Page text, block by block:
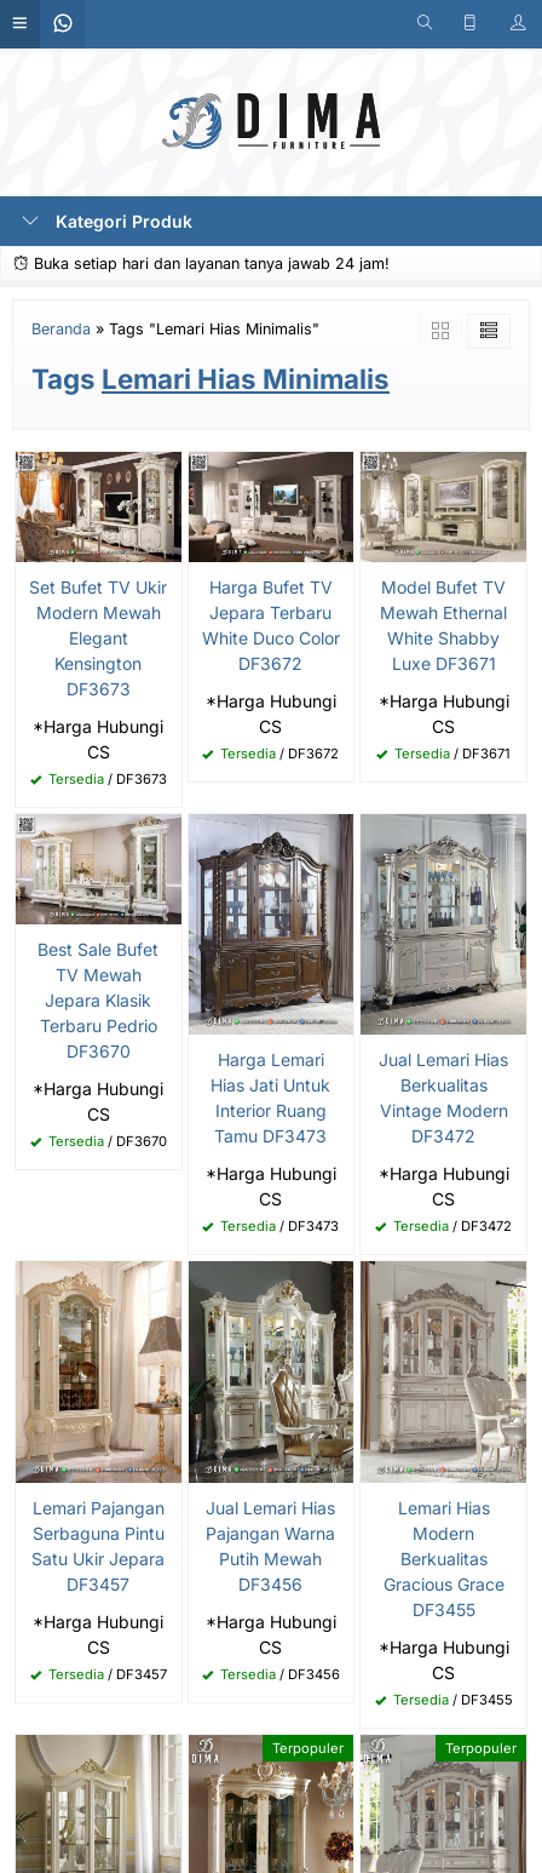
Kategori Produk
Buka setiap hari dan layanan tanya jawab 24 jam!
Beranda » Tags "Lemari Hias Minimalis"
Tags Lemari Hias Minimalis
Set Bufet TV Ukir
Modern Mewah
Elegant
Kensington
DF3673
*Harga Hubungi
CS
Tersedia/ DF3673
Harga Bufet TV
Jepara Terbaru
White Duco Color
DF3672
*Harga Hubungi
CS
Tersedia / DF3672
Model Bufet TV
Mewah Ethernal
White Shabby
Luxe DF3671
*Harga Hubungi
CS
Tersedia / DF3671
Best Sale Bufet
TV Mewah
Jepara Klasik
Terbaru Pedrio
DF3670
*Harga Hubungi
CS
Tersedia/ DF3670
Harga Lemari
Hias Jati Untuk
Interior Ruang
Tamu DF3473
*Harga Hubungi
CS
Tersedia / DF3473
Jual Lemari Hias
Berkualitas
Vintage Modern
DF3472
*Harga Hubungi
CS
Tersedia / DF3472
Lemari Pajangan
Serbaguna Pintu
Satu Ukir Jepara
DF3457
*Harga Hubungi
CS
Tersedia/ DF3457
Jual Lemari Hias
Pajangan Warna
Putih Mewah
DF3456
*Harga Hubungi
CS
Tersedia/ DF3456
Lemari Hias
Modern
Berkualitas
Gracious Grace
DF3455
*Harga Hubungi
CS
Tersedia/ DF3455
Terpopuler Terpopuler